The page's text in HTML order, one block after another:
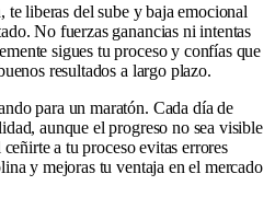
liberas del sube y baja emocional
No fuerzas ganancias ni intentas
sigues tu proceso y confías que
resultados a largo plazo.
para un maratón. Cada día de
aunque el progreso no sea visible
a tu proceso evitas errores
y mejoras tu ventaja en el mercado